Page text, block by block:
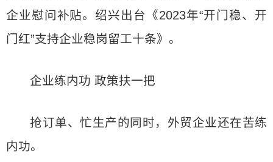
企业慰问补贴。绍兴出台《2023年“开门稳、开
门红”支持企业稳岗留工十条》。
企业练内功 政策扶一把
抢订单、忙生产的同时，外贸企业还在苦练
内功。